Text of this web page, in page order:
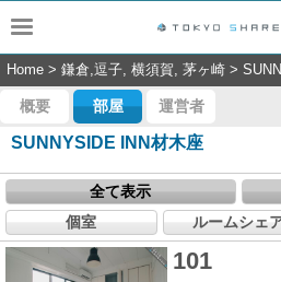
Home > 鎌倉,逗子, 横須賀, 茅ヶ崎 >
概要 部屋 運営者
SUNNYSIDE INN材木座
全て表示
個室
ルームシェ
101